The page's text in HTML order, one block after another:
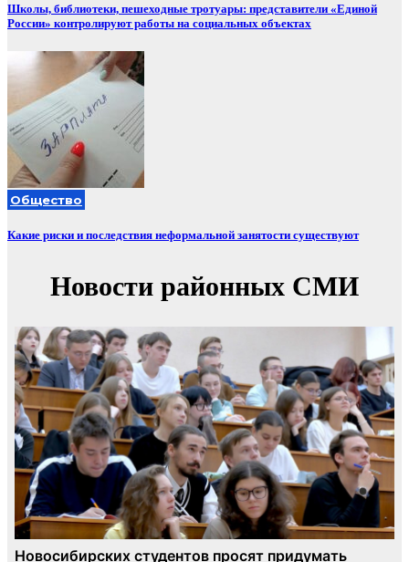
Школы, библиотеки, пешеходные тротуары: представители «Единой
России» контролируют работы на социальных объектах
Общество
Какие риски и последствия неформальной занятости существуют